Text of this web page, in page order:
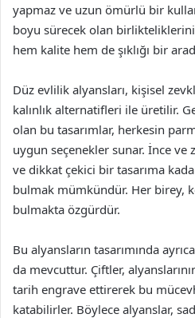
yapmaz ve uzun ömürlü bir
boyu sürecek olan
hem kalite hem de şıklığı bir
Düz evlilik alyansları, kişisel
kalınlık alternatifleri ile üretilir.
olan bu tasarımlar, herkesin
uygun seçenekler sunar. İnce
ve dikkat çekici bir tasarıma
bulmak mümkündür. Her birey,
bulmakta özgürdür.
Bu alyansların tasarımında
da mevcuttur. Çiftler,
tarih engrave ettirerek bu
katabilirler. Böylece alyanslar,